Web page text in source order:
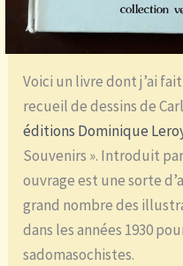
Voici un livre dont j’ai
recueil de dessins de
éditions Dominique
Souvenirs ». Introduit
ouvrage est une sorte
grand nombre des
dans les années 1930
sadomasochistes.